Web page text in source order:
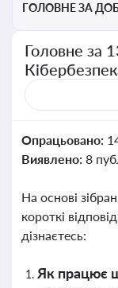
ГОЛОВНЕ ЗА
Головне за
Опрацьовано:
Виявлено: 8
На основі
короткі
дізнаєтесь:
Як працює